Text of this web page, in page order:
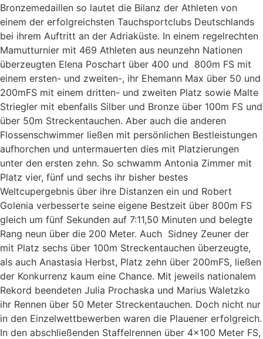
Bronzemedaillen so lautet die Bilanz der Athleten von
einem der erfolgreichsten Tauchsportclubs Deutschlands
bei ihrem Auftritt an der Adriaküste. In einem regelrechten
Mamutturnier mit 469 Athleten aus neunzehn Nationen
überzeugten Elena Poschart über 400 und 800m FS mit
einem ersten- und zweiten-, ihr Ehemann Max über 50 und
200mFS mit einem dritten- und zweiten Platz sowie Malte
Striegler mit ebenfalls Silber und Bronze über 100m FS und
über 50m Streckentauchen. Aber auch die anderen
Flossenschwimmer ließen mit persönlichen Bestleistungen
aufhorchen und untermauerten dies mit Platzierungen
unter den ersten zehn. So schwamm Antonia Zimmer mit
Platz vier, fünf und sechs ihr bisher bestes
Weltcupergebnis über ihre Distanzen ein und Robert
Golenia verbesserte seine eigene Bestzeit über 800m FS
gleich um fünf Sekunden auf 7:11,50 Minuten und belegte
Rang neun über die 200 Meter. Auch Sidney Zeuner der
mit Platz sechs über 100m Streckentauchen überzeugte,
als auch Anastasia Herbst, Platz zehn über 200mFS, ließen
der Konkurrenz kaum eine Chance. Mit jeweils nationalem
Rekord beendeten Julia Prochaska und Marius Waletzko
ihr Rennen über 50 Meter Streckentauchen. Doch nicht nur
in den Einzelwettbewerben waren die Plauener erfolgreich.
In den abschließenden Staffelrennen über 4×100 Meter FS,